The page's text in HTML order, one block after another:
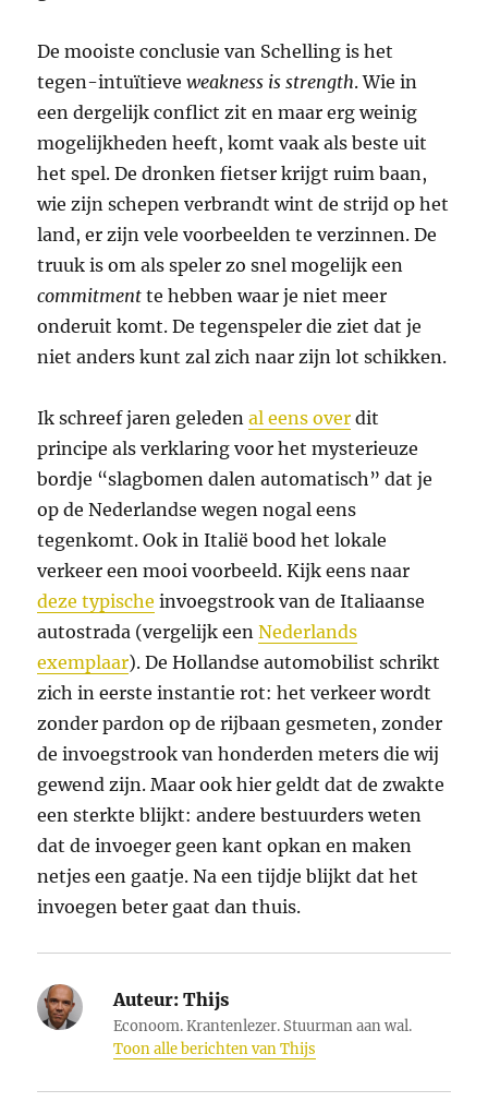
De mooiste conclusie van Schelling is het
tegen-intuïtieveweakness is strength. Wie in
een dergelijk conflict zit en maar erg weinig
mogelijkheden heeft, komt vaak als beste uit
het spel. De dronken fietser krijgt ruim baan,
wie zijn schepen verbrandt wint de strijd op het
land, er zijn vele voorbeelden te verzinnen. De
truuk is om als speler zo snel mogelijk een
commitment te hebben waar je niet meer
onderuit komt. De tegenspeler die ziet dat je
niet anders kunt zal zich naar zijn lot schikken.
Ik schreef jaren geledenal eens over dit
principe als verklaring voor het mysterieuze
bordje “slagbomen dalen automatisch” dat je
op de Nederlandse wegen nogal eens
tegenkomt. Ook in Italië bood het lokale
verkeer een mooi voorbeeld. Kijk eens naar
deze typische invoegstrook van de Italiaanse
autostrada (vergelijk eenNederlands
exemplaar). De Hollandse automobilist schrikt
zich in eerste instantie rot: het verkeer wordt
zonder pardon op de rijbaan gesmeten, zonder
de invoegstrook van honderden meters die wij
gewend zijn. Maar ook hier geldt dat de zwakte
een sterkte blijkt: andere bestuurders weten
dat de invoeger geen kant opkan en maken
netjes een gaatje. Na een tijdje blijkt dat het
invoegen beter gaat dan thuis.
Auteur: Thijs
Econoom. Krantenlezer. Stuurman aan wal.
Toon alle berichten van Thijs